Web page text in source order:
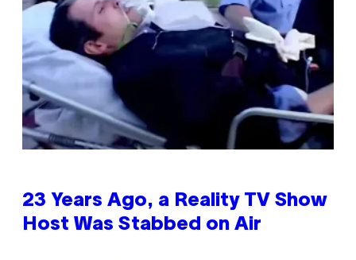
23 Years Ago, a Reality TV Show
Host Was Stabbed on Air